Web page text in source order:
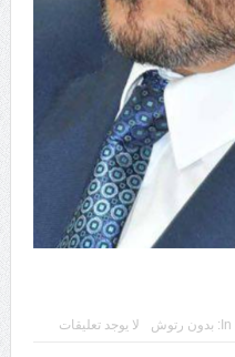
In: بدون رتوش لا يوجد تعليقات